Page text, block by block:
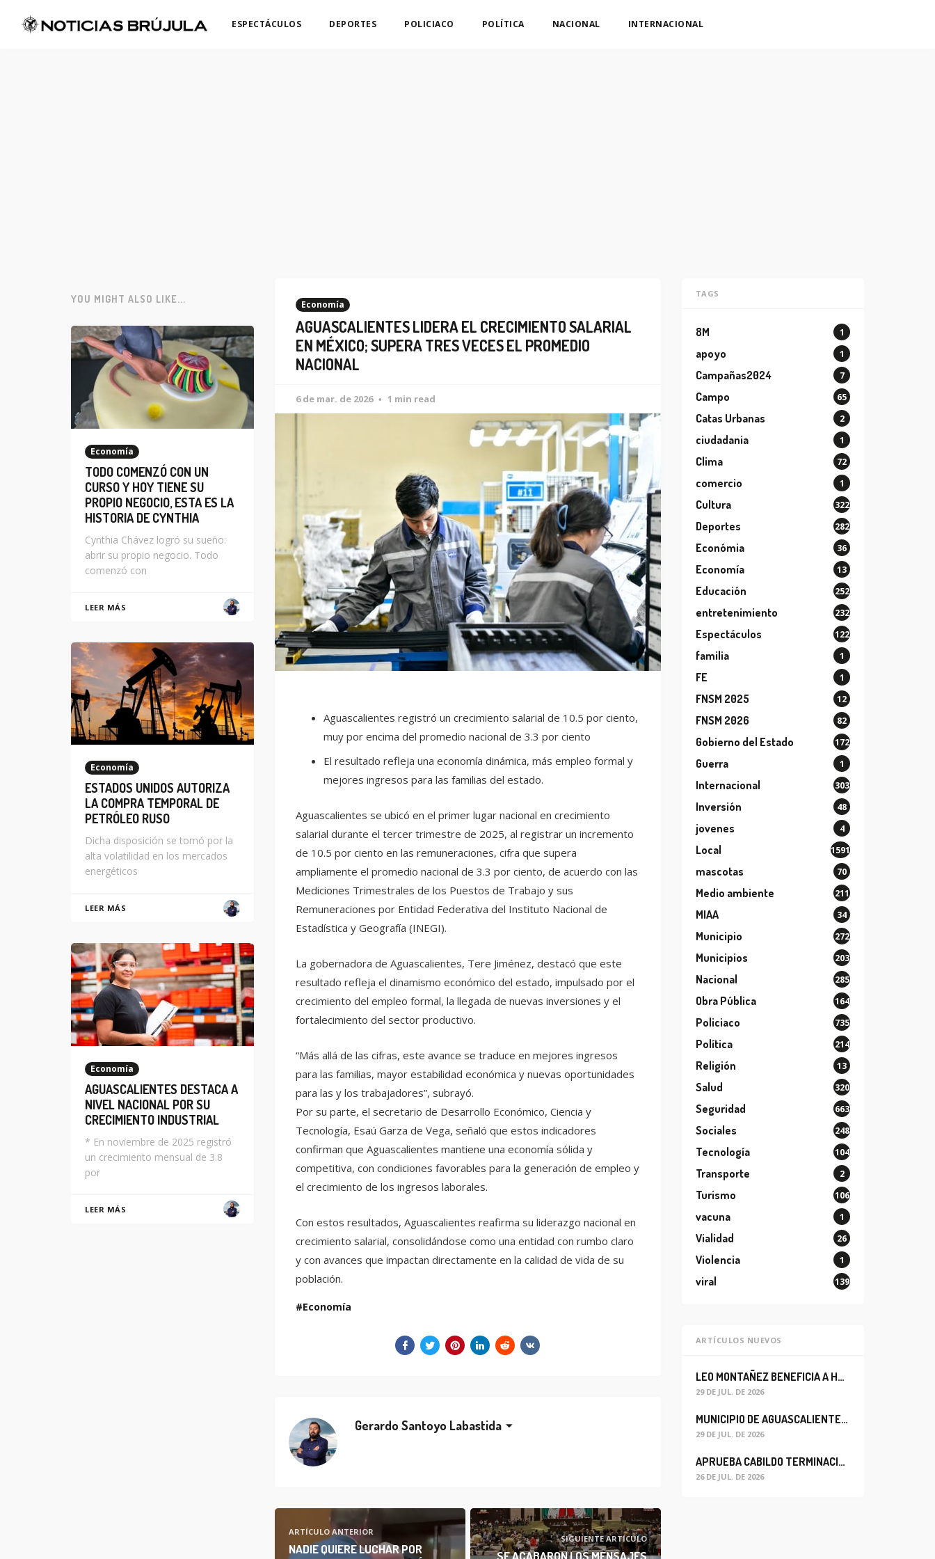
ESPECTÁCULOS DEPORTES POLICIACO POLÍTICA NACIONAL INTERNACIONAL
Economía
AGUASCALIENTES LIDERA EL CRECIMIENTO SALARIAL
EN MÉXICO; SUPERA TRES VECES EL PROMEDIO
NACIONAL
6 de mar. de 2026 1 min read
Aguascalientes registró un crecimiento salarial de 10.5 por ciento,
muy por encima del promedio nacional de 3.3 por ciento
El resultado refleja una economía dinámica, más empleo formal y
mejores ingresos para las familias del estado.
Aguascalientes se ubicó en el primer lugar nacional en crecimiento
salarial durante el tercer trimestre de 2025, al registrar un incremento
de 10.5 por ciento en las remuneraciones, cifra que supera
ampliamente el promedio nacional de 3.3 por ciento, de acuerdo con las
Mediciones Trimestrales de los Puestos de Trabajo y sus
Remuneraciones por Entidad Federativa del Instituto Nacional de
Estadística y Geografía (INEGI).
La gobernadora de Aguascalientes, Tere Jiménez, destacó que este
resultado refleja el dinamismo económico del estado, impulsado por el
crecimiento del empleo formal, la llegada de nuevas inversiones y el
fortalecimiento del sector productivo.
“Más allá de las cifras, este avance se traduce en mejores ingresos
para las familias, mayor estabilidad económica y nuevas oportunidades
para las y los trabajadores”, subrayó.
Por su parte, el secretario de Desarrollo Económico, Ciencia y
Tecnología, Esaú Garza de Vega, señaló que estos indicadores
confirman que Aguascalientes mantiene una economía sólida y
competitiva, con condiciones favorables para la generación de empleo y
el crecimiento de los ingresos laborales.
Con estos resultados, Aguascalientes reafirma su liderazgo nacional en
crecimiento salarial, consolidándose como una entidad con rumbo claro
y con avances que impactan directamente en la calidad de vida de su
población.
Economía
Gerardo Santoyo Labastida
ARTÍCULO ANTERIOR
NADIE QUIERE LUCHAR POR
SIGUIENTE ARTÍCULO
YOU MIGHT ALSO LIKE...
Economía
TODO COMENZÓ CON UN
CURSO Y HOY TIENE SU
PROPIO NEGOCIO, ESTA ES LA
HISTORIA DE CYNTHIA
Cynthia Chávez logró su sueño:
abrir su propio negocio. Todo
comenzó con
LEER MÁS
Economía
ESTADOS UNIDOS AUTORIZA
LA COMPRA TEMPORAL DE
PETRÓLEO RUSO
Dicha disposición se tomó por la
alta volatilidad en los mercados
energéticos
LEER MÁS
Economía
AGUASCALIENTES DESTACA A
NIVEL NACIONAL POR SU
CRECIMIENTO INDUSTRIAL
* En noviembre de 2025 registró
un crecimiento mensual de 3.8
por
LEER MÁS
TAGS
8M 1
apoyo 1
Campañas2024 7
Campo 65
Catas Urbanas 2
ciudadania 1
Clima 72
comercio 1
Cultura 322
Deportes 282
Económia 36
Economía 13
Educación 252
entretenimiento 232
Espectáculos 122
familia 1
FE 1
FNSM 2025 12
FNSM 2026 82
Gobierno del Estado 172
Guerra 1
Internacional 303
Inversión 48
jovenes 4
Local 1591
mascotas 70
Medio ambiente 211
MIAA 34
Municipio 272
Municipios 203
Nacional 285
Obra Pública 164
Policiaco 735
Política 214
Religión 13
Salud 320
Seguridad 663
Sociales 248
Tecnología 104
Transporte 2
Turismo 106
vacuna 1
Vialidad 26
Violencia 1
viral 139
ARTÍCULOS NUEVOS
LEO MONTAÑEZ BENEFICIA A HABITANTES DEL BARRIO DE LA SALUD CON MEJORA DEL ALCANTARILLADO SANITARIO
29 DE JUL. DE 2026
MUNICIPIO DE AGUASCALIENTES REABRE CIRCULACIÓN VEHICULAR EN LA CALLE JOSEFA ORTIZ DE DOMÍNGUEZ
29 DE JUL. DE 2026
APRUEBA CABILDO TERMINACIÓN ANTICIPADA DEL CONTRATO PARA EL PROYECTO DE MODERNIZACIÓN DEL SISTEMA DE ALUMBRADO
26 DE JUL. DE 2026